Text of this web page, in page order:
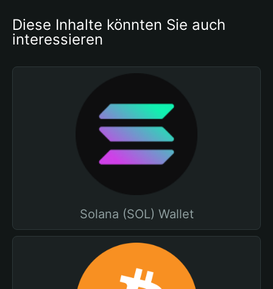
Diese Inhalte könnten Sie auch
interessieren
Solana (SOL) Wallet